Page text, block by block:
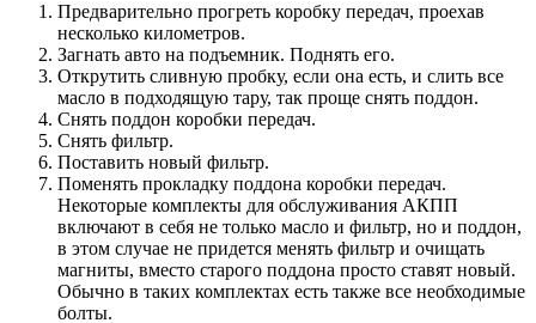
Предварительно прогреть коробку передач, проехав
несколько километров.
Загнать авто на подъемник. Поднять его.
Открутить сливную пробку, если она есть, и слить все
масло в подходящую тару, так проще снять поддон.
Снять поддон коробки передач.
Снять фильтр.
Поставить новый фильтр.
Поменять прокладку поддона коробки передач.
Некоторые комплекты для обслуживания АКПП
включают в себя не только масло и фильтр, но и поддон,
в этом случае не придется менять фильтр и очищать
магниты, вместо старого поддона просто ставят новый.
Обычно в таких комплектах есть также все необходимые
болты.